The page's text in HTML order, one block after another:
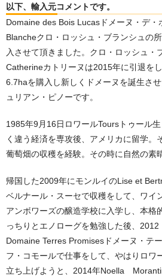
以下、輸入元コメントです。
Domaine des Bois Lucasドメーヌ・デ
Blancheクロ・ロッシュ・ブランシュの
入させて頂きました。クロ・ロッシュ・
Catherineカトリーヌは2015年に引退を
6.7haを購入し新しくドメーヌを誕生さ
ュリアン・ピノーです。
1985年9月16日ロワールToursトゥール
く違う経済を専攻後、アメリカに留学。
葡萄畑の収穫を経験。その時に自然の素
帰国した2009年にモンルイのLise et
ベルナール・スーセで収穫をして、ワイ
アンボワーズの醸造学校に入学し、本格
っちりとエノローグを勉強した後、
Domaine Terres Promisesドメーヌ・テ
フ・コモールで仕事をして、やはりロワ
立ち上げようと、2014年Noella